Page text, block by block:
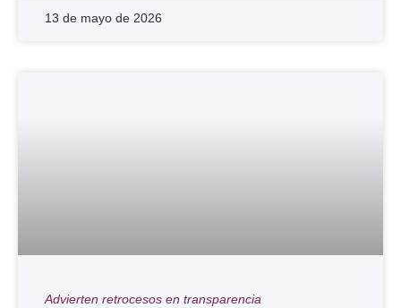
13 de mayo de 2026
Advierten retrocesos en transparencia